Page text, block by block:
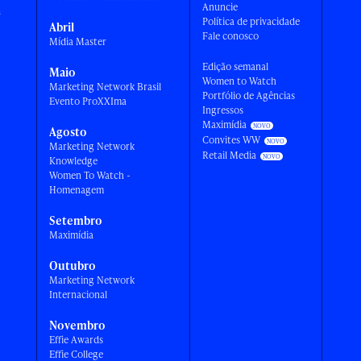
Abril
Mídia Master
Maio
Marketing Network Brasil
Evento ProXXIma
Agosto
Marketing Network
Knowledge
Women To Watch -
Homenagem
Setembro
Maximídia
Outubro
Marketing Network
Internacional
Novembro
Effie Awards
Effie College
Anuncie
Política de privacidade
Fale conosco
Edição semanal
Women to Watch
Portfólio de Agências
Ingressos
Maximídia
Convites WW
Retail Media